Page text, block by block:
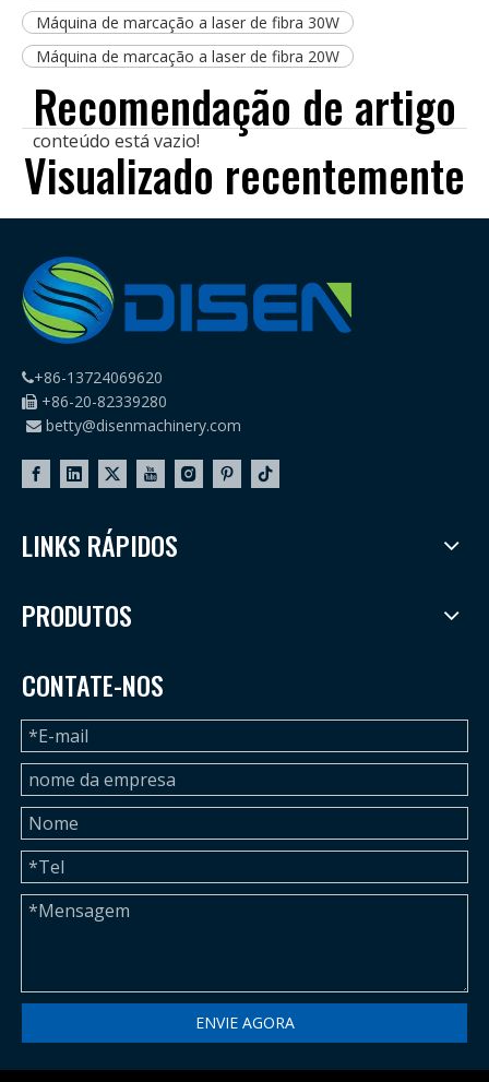
Máquina de marcação a laser de fibra 30W
Máquina de marcação a laser de fibra 20W
Recomendação de artigo
conteúdo está vazio!
Visualizado recentemente
+86-13724069620
 +86-20-82339280
 betty@disenmachinery.com
LINKS RÁPIDOS
PRODUTOS
CONTATE-NOS
ENVIE AGORA